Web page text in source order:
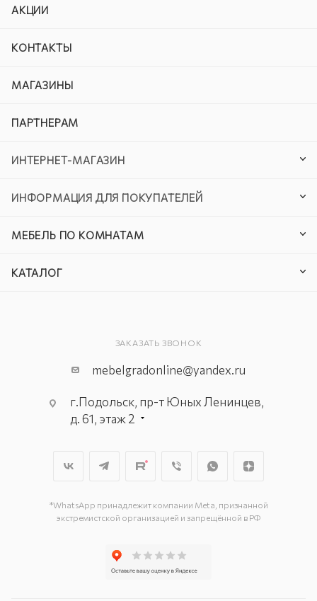
АКЦИИ
КОНТАКТЫ
МАГАЗИНЫ
ПАРТНЕРАМ
ИНТЕРНЕТ-МАГАЗИН
ИНФОРМАЦИЯ ДЛЯ ПОКУПАТЕЛЕЙ
МЕБЕЛЬ ПО КОМНАТАМ
КАТАЛОГ
ЗАКАЗАТЬ ЗВОНОК
mebelgradonline@yandex.ru
г.Подольск, пр-т Юных Ленинцев,
д. 61, этаж 2
г. Подольск, ул. Станционная, д. 11
*WhatsApp принадлежит компании Meta, признанной
экстремистской организацией и запрещённой в РФ